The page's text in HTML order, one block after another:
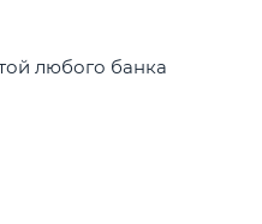
любого банка